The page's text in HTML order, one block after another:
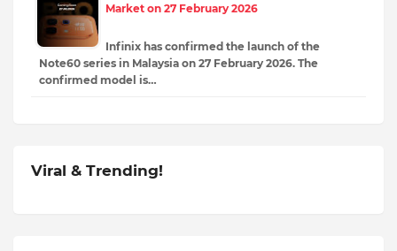
Market on 27 February 2026
Infinix has confirmed the launch of the
Note60 series in Malaysia on 27 February 2026. The
confirmed model is…
Viral & Trending!